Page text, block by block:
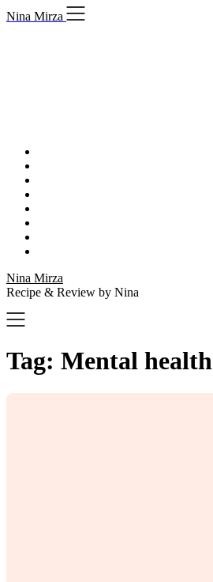
Skip
to
Nina Mirza
Nina Mirza
Recipe & Review by Nina
Tag: Mental health